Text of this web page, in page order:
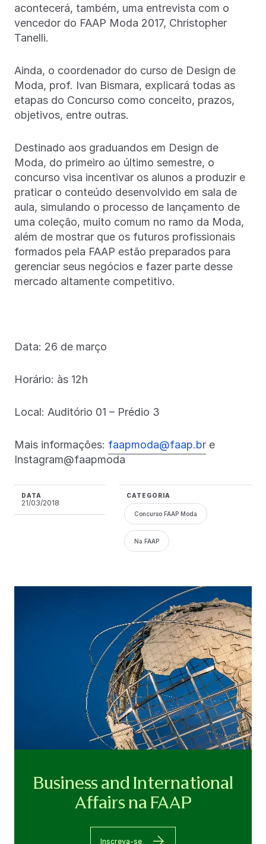
acontecerá, também, uma entrevista com o
vencedor do FAAP Moda 2017, Christopher
Tanelli.
Ainda, o coordenador do curso de Design de
Moda, prof. Ivan Bismara, explicará todas as
etapas do Concurso como conceito, prazos,
objetivos, entre outras.
Destinado aos graduandos em Design de
Moda, do primeiro ao último semestre, o
concurso visa incentivar os alunos a produzir e
praticar o conteúdo desenvolvido em sala de
aula, simulando o processo de lançamento de
uma coleção, muito comum no ramo da Moda,
além de mostrar que os futuros profissionais
formados pela FAAP estão preparados para
gerenciar seus negócios e fazer parte desse
mercado altamente competitivo.
Data: 26 de março
Horário: às 12h
Local: Auditório 01 – Prédio 3
Mais informações: faapmoda@faap.br e
Instagram@faapmoda
DATA
21/03/2018
CATEGORIA
Concurso FAAP Moda
Na FAAP
Business and International
Affairs na FAAP
Inscreva-se